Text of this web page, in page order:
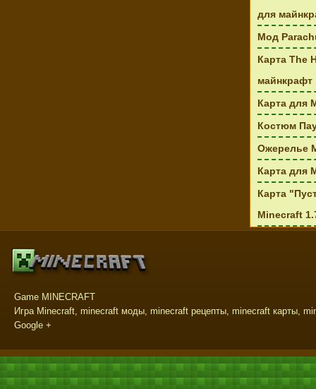
для
Мод
Карта The
майнкрафт
Карта для
Костюм
Ожерелье
Карта для
Карта
Minecraft
Game MINECRAFT
Игра Minecraft, minecraft моды, minecraft рецепты, minecraft карты,
Google +